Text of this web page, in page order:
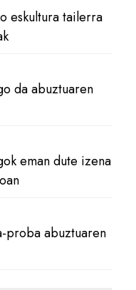
eskultura tailerra
da abuztuaren
eman dute izena
proba abuztuaren